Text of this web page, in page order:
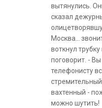
вытянулись.
сказал
Москва...
воткнул
поговорит. -
телефонисту
вахтенный -
можно шутить!